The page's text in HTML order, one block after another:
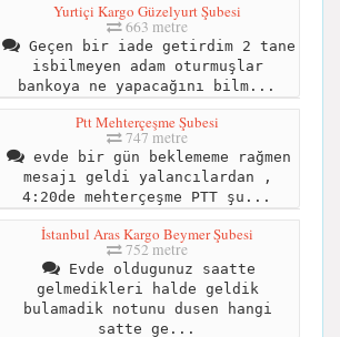
Yurtiçi Kargo Güzelyurt Şubesi
663 metre
Geçen bir iade getirdim 2 tane
isbilmeyen adam oturmuşlar
bankoya ne yapacağını bilm...
Ptt Mehterçeşme Şubesi
747 metre
evde bir gün beklememe rağmen
mesajı geldi yalancılardan ,
4:20de mehterçeşme PTT şu...
İstanbul Aras Kargo Beymer Şubesi
752 metre
Evde oldugunuz saatte
gelmedikleri halde geldik
bulamadik notunu dusen hangi
satte ge...